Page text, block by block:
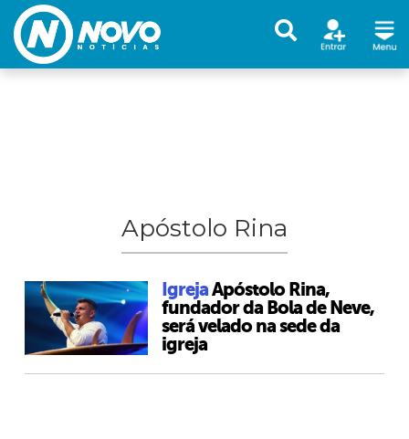
Apóstolo Rina
IgrejaApóstolo Rina,
fundador da Bola de Neve,
será velado na sede da
igreja